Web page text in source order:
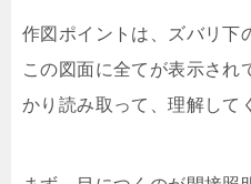
作図ポイントは、ズバリ下
この図面に全てが表示され
かり読み取って、理解して